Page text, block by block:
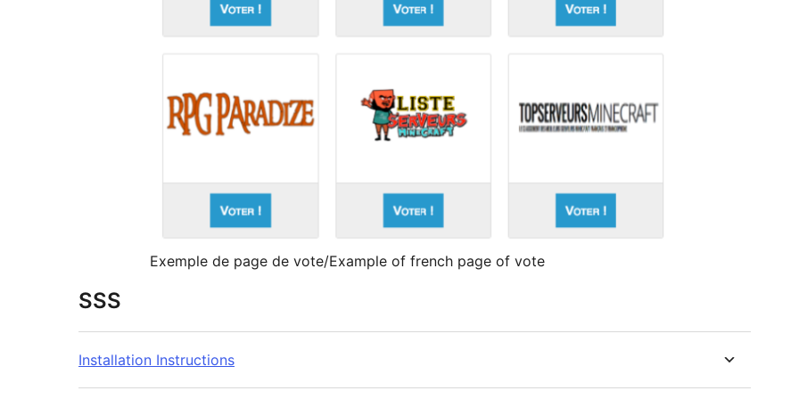
Exemple de page de vote/Example of french page of vote
SSS
Installation Instructions